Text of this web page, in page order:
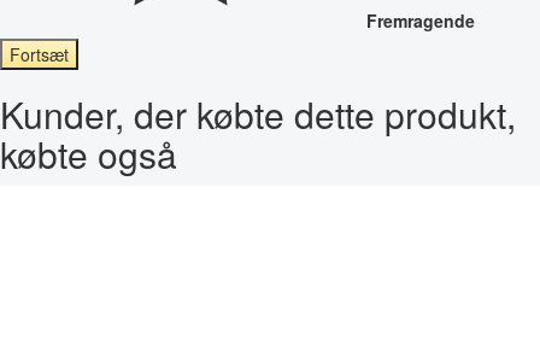
Fremragende
Fortsæt
Kunder, der købte dette produkt,
købte også